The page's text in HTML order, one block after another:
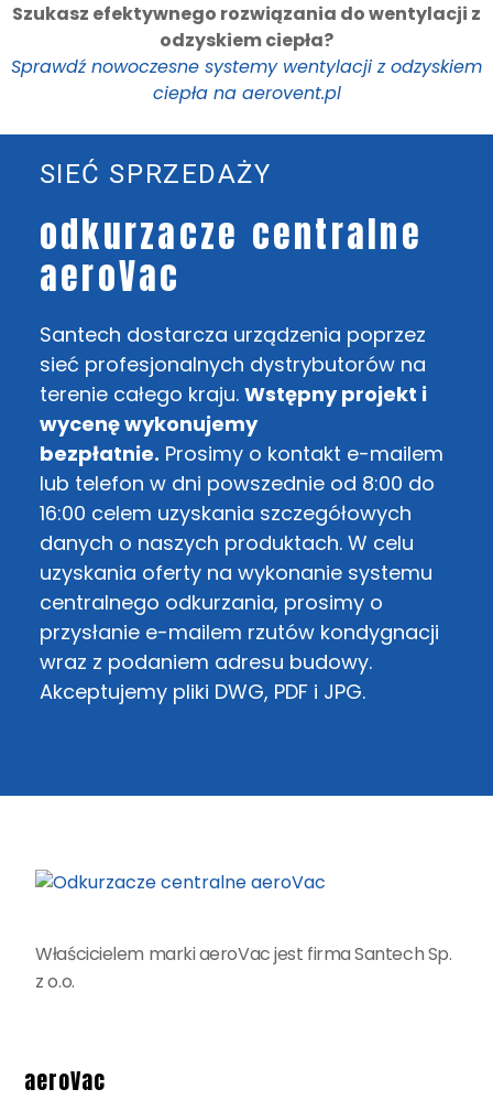
Szukasz efektywnego rozwiązania do wentylacji z
odzyskiem ciepła?
Sprawdź nowoczesne systemy wentylacji z odzyskiem
ciepła na aerovent.pl
SIEĆ SPRZEDAŻY
odkurzacze centralne
aeroVac
Santech dostarcza urządzenia poprzez
sieć profesjonalnych dystrybutorów na
terenie całego kraju. Wstępny projekt i
wycenę wykonujemy
bezpłatnie. Prosimy o kontakt e-mailem
lub telefon w dni powszednie od 8:00 do
16:00 celem uzyskania szczegółowych
danych o naszych produktach. W celu
uzyskania oferty na wykonanie systemu
centralnego odkurzania, prosimy o
przysłanie e-mailem rzutów kondygnacji
wraz z podaniem adresu budowy.
Akceptujemy pliki DWG, PDF i JPG.
Właścicielem marki aeroVac jest firma Santech Sp.
z o.o.
aeroVac